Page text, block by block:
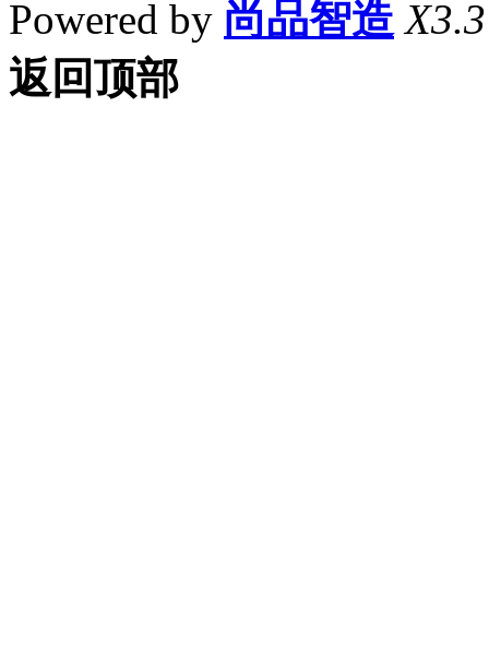
Powered by 尚品智造 X3.3
返回顶部